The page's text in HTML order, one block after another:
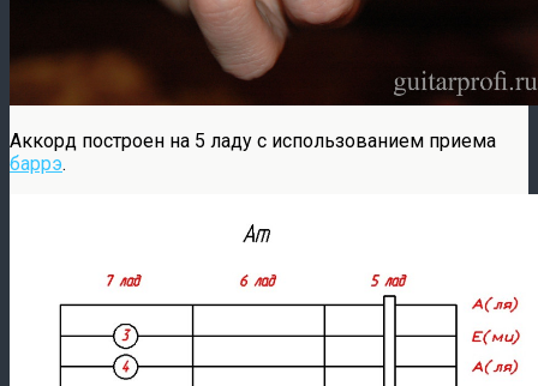
Аккорд построен на 5 ладу с использованием приема
баррэ.